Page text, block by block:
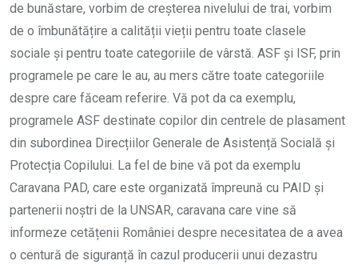
de bunăstare, vorbim de creșterea nivelului de trai, vorbim
de o îmbunătățire a calității vieții pentru toate clasele
sociale și pentru toate categoriile de vârstă. ASF și ISF, prin
programele pe care le au, au mers către toate categoriile
despre care făceam referire. Vă pot da ca exemplu,
programele ASF destinate copilor din centrele de plasament
din subordinea Direcțiilor Generale de Asistență Socială și
Protecția Copilului. La fel de bine vă pot da exemplu
Caravana PAD, care este organizată împreună cu PAID și
partenerii noștri de la UNSAR, caravana care vine să
informeze cetățenii României despre necesitatea de a avea
o centură de siguranță în cazul producerii unui dezastru